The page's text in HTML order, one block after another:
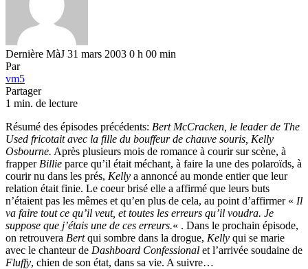
Dernière MàJ 31 mars 2003 0 h 00 min
Par
vm5
Partager
1 min. de lecture
Résumé des épisodes précédents: Bert McCracken, le leader de The
Used fricotait avec la fille du bouffeur de chauve souris, Kelly
Osbourne. Après plusieurs mois de romance à courir sur scène, à
frapper Billie parce qu’il était méchant, à faire la une des polaroïds, à
courir nu dans les prés, Kelly a annoncé au monde entier que leur
relation était finie. Le coeur brisé elle a affirmé que leurs buts
n’étaient pas les mêmes et qu’en plus de cela, au point d’affirmer « Il
va faire tout ce qu’il veut, et toutes les erreurs qu’il voudra. Je
suppose que j’étais une de ces erreurs.« . Dans le prochain épisode,
on retrouvera Bertqui sombre dans la drogue, Kelly qui se marie
avec le chanteur de Dashboard Confessional et l’arrivée soudaine de
Fluffy, chien de son état, dans sa vie. A suivre…